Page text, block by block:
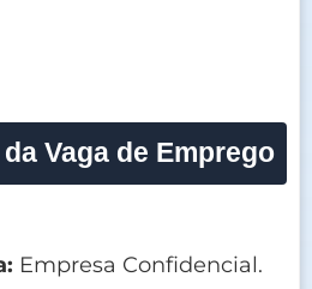
Vaga de Emprego
Empresa Confidencial.